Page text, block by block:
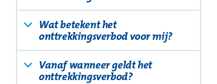
Wat betekent het
onttrekkingsverbod voor mij?
Vanaf wanneer geldt het
onttrekkingsverbod?